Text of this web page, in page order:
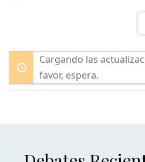
Cargando las
favor, espera.